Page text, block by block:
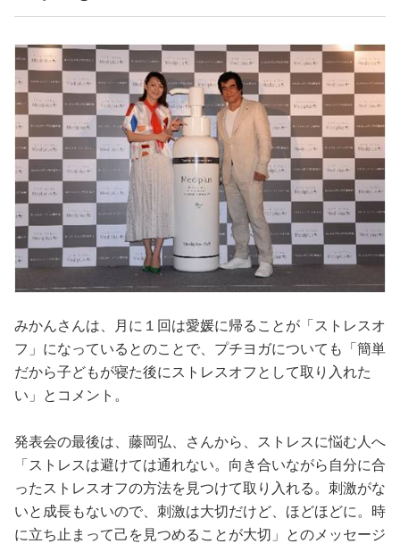
みかんさんは、月に１回は愛媛に帰ることが「ストレスオ
フ」になっているとのことで、プチヨガについても「簡単
だから子どもが寝た後にストレスオフとして取り入れた
い」とコメント。
発表会の最後は、藤岡弘、さんから、ストレスに悩む人へ
「ストレスは避けては通れない。向き合いながら自分に合
ったストレスオフの方法を見つけて取り入れる。刺激がな
いと成長もないので、刺激は大切だけど、ほどほどに。時
に立ち止まって己を見つめることが大切」とのメッセージ